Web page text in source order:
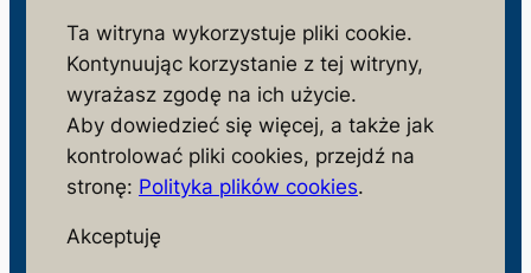
monitorujemy działania niezgodne z interesem
społeczeństwa i państwa polskiego
Ta witryna wykorzystuje pliki cookie.
Kontynuując korzystanie z tej witryny,
wyrażasz zgodę na ich użycie.
Aby dowiedzieć się więcej, a także jak
kontrolować pliki cookies, przejdź na
stronę: Polityka plików cookies.
Akceptuję